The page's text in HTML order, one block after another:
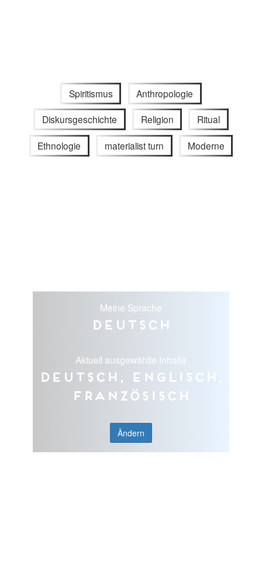
Spiritismus Anthropologie
Diskursgeschichte Religion Ritual
Ethnologie materialist turn Moderne
Meine Sprache
Deutsch
Aktuell ausgewählte Inhalte
Deutsch, Englisch,
Französisch
Ändern